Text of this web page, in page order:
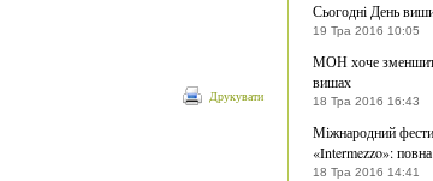
Друкувати
Сьогодні День
19 Тра 2016 10:05
МОН хоче
вишах
18 Тра 2016 16:43
Міжнародний
«Intermezzo»:
18 Тра 2016 14:41